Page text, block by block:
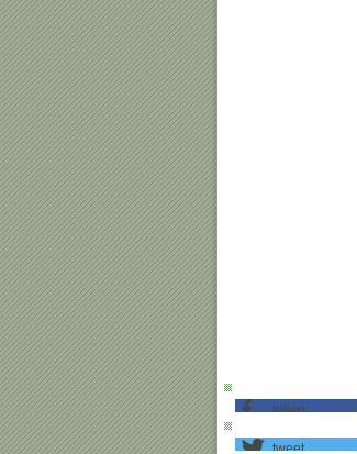
teilen
tweet